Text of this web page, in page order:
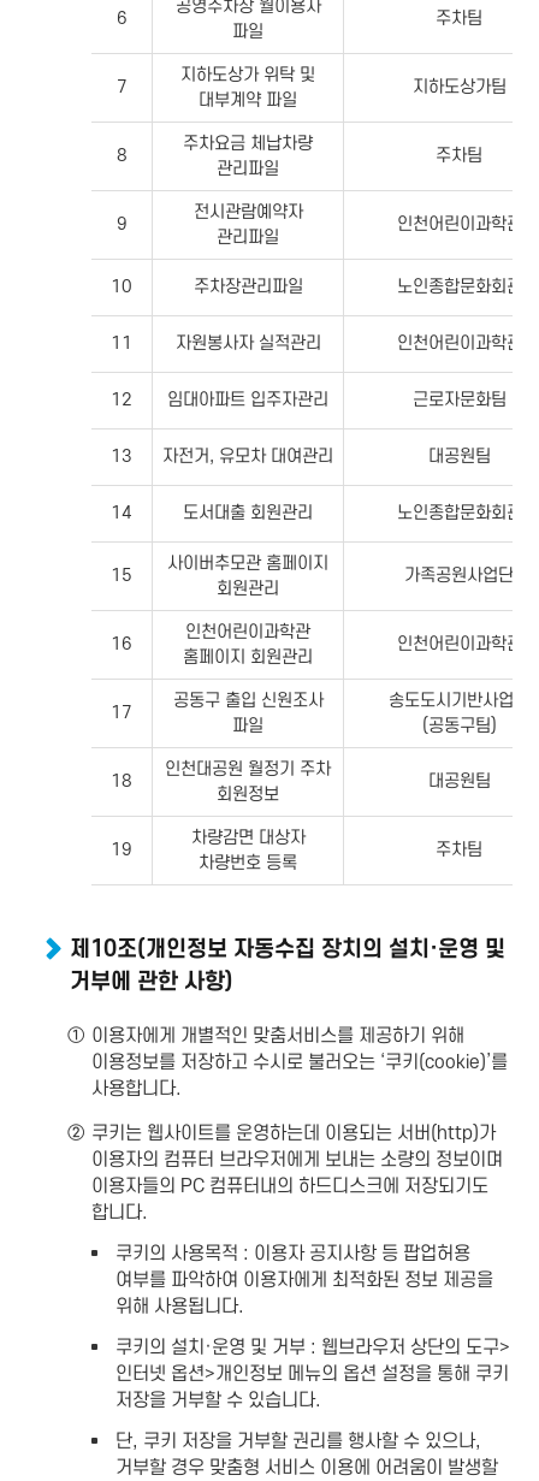
6
공영주차장 월이용자
파일
주차팀
7
지하도상가 위탁 및
대부계약 파일
지하도상가팀
8
주차요금 체납차량
관리파일
주차팀
9
전시관람예약자
관리파일
인천어린이과학관
10 주차장관리파일 노인종합문화회관
11 자원봉사자 실적관리 인천어린이과학관
12 임대아파트 입주자관리 근로자문화팀
13 자전거, 유모차 대여관리 대공원팀
14 도서대출 회원관리 노인종합문화회관
15
사이버추모관 홈페이지
회원관리
가족공원사업단
16
인천어린이과학관
홈페이지 회원관리
인천어린이과학관
17
공동구 출입 신원조사
파일
송도도시기반사업단
(공동구팀)
18
인천대공원 월정기 주차
회원정보
대공원팀
19
차량감면 대상자
차량번호 등록
주차팀
제10조(개인정보 자동수집 장치의 설치·운영 및
거부에 관한 사항)
① 이용자에게 개별적인 맞춤서비스를 제공하기 위해
이용정보를 저장하고 수시로 불러오는 ‘쿠키(cookie)’를
사용합니다.
② 쿠키는 웹사이트를 운영하는데 이용되는 서버(http)가
이용자의 컴퓨터 브라우저에게 보내는 소량의 정보이며
이용자들의 PC 컴퓨터내의 하드디스크에 저장되기도
합니다.
쿠키의 사용목적 : 이용자 공지사항 등 팝업허용
여부를 파악하여 이용자에게 최적화된 정보 제공을
위해 사용됩니다.
쿠키의 설치·운영 및 거부 : 웹브라우저 상단의 도구>
인터넷 옵션>개인정보 메뉴의 옵션 설정을 통해 쿠키
저장을 거부할 수 있습니다.
단, 쿠키 저장을 거부할 권리를 행사할 수 있으나,
거부할 경우 맞춤형 서비스 이용에 어려움이 발생할